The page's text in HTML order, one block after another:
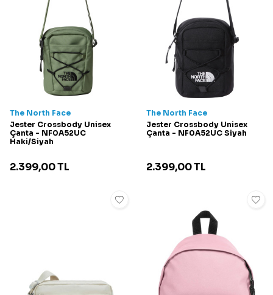
The North Face
Jester Crossbody Unisex
Çanta - NF0A52UC
Haki/Siyah
2.399,00TL
The North Face
Jester Crossbody Unisex
Çanta - NF0A52UC Siyah
2.399,00TL